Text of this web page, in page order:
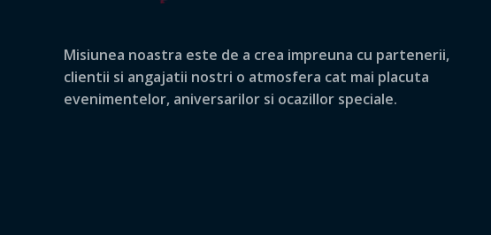
Misiunea noastra este de a crea impreuna cu partenerii,
clientii si angajatii nostri o atmosfera cat mai placuta
evenimentelor, aniversarilor si ocazillor speciale.